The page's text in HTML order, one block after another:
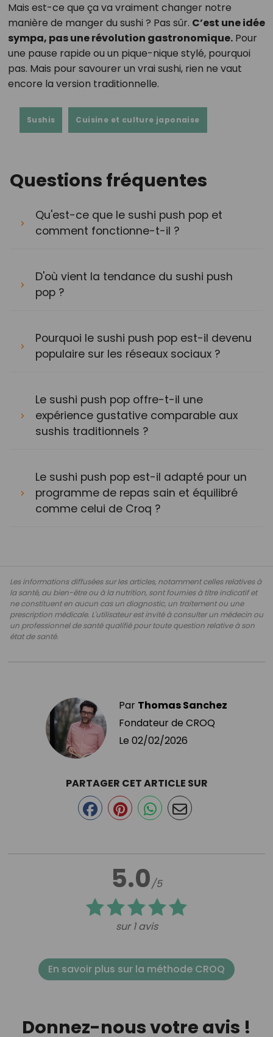
Mais est-ce que ça va vraiment changer notre
manière de manger du sushi ? Pas sûr. C’est une idée
sympa, pas une révolution gastronomique.Pour
une pause rapide ou un pique-nique stylé, pourquoi
pas. Mais pour savourer un vrai sushi, rien ne vaut
encore la version traditionnelle.
Sushis Cuisine et culture japonaise
Questions fréquentes
Qu'est-ce que le sushi push pop et
comment fonctionne-t-il ?
D'où vient la tendance du sushi push
pop ?
Pourquoi le sushi push pop est-il devenu
populaire sur les réseaux sociaux ?
Le sushi push pop offre-t-il une
expérience gustative comparable aux
sushis traditionnels ?
Le sushi push pop est-il adapté pour un
programme de repas sain et équilibré
comme celui de Croq ?
Les informations diffusées sur les articles, notamment celles relatives à
la santé, au bien-être ou à la nutrition, sont fournies à titre indicatif et
ne constituent en aucun cas un diagnostic, un traitement ou une
prescription médicale. L'utilisateur est invité à consulter un médecin ou
un professionnel de santé qualifié pour toute question relative à son
état de santé.
Par Thomas Sanchez
Fondateur de CROQ
Le 02/02/2026
5.0/5
sur 1 avis
PARTAGER CET ARTICLE SUR
En savoir plus sur la méthode CROQ
Donnez-nous votre avis !